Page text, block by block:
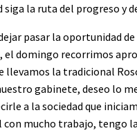
siga la ruta del progreso y
pasar la oportunidad
el domingo recorrimos
llevamos la tradicional
gabinete, deseo lo
a la sociedad que
mucho trabajo, tengo